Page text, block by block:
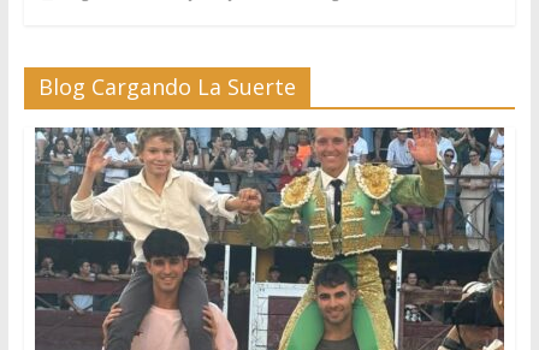
Blog Cargando La Suerte